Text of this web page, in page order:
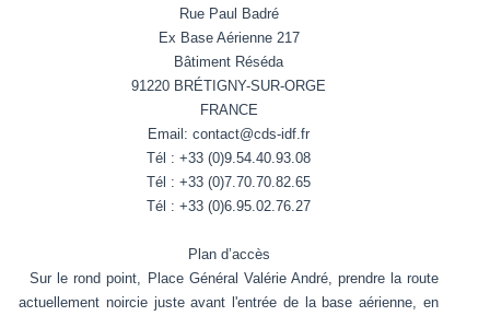
Rue Paul Badré
Ex Base Aérienne 217
Bâtiment Réséda
91220 BRÉTIGNY-SUR-ORGE
FRANCE
Email: contact@cds-idf.fr
Tél : +33 (0)9.54.40.93.08
Tél : +33 (0)7.70.70.82.65
Tél : +33 (0)6.95.02.76.27
Plan d’accès
Sur le rond point, Place Général Valérie André, prendre la route
actuellement noircie juste avant l'entrée de la base aérienne, en